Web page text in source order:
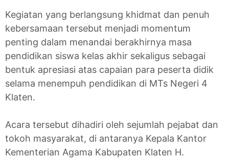
Kegiatan yang berlangsung khidmat dan penuh
kebersamaan tersebut menjadi momentum
penting dalam menandai berakhirnya masa
pendidikan siswa kelas akhir sekaligus sebagai
bentuk apresiasi atas capaian para peserta didik
selama menempuh pendidikan di MTs Negeri 4
Klaten.
Acara tersebut dihadiri oleh sejumlah pejabat dan
tokoh masyarakat, di antaranya Kepala Kantor
Kementerian Agama Kabupaten Klaten H.